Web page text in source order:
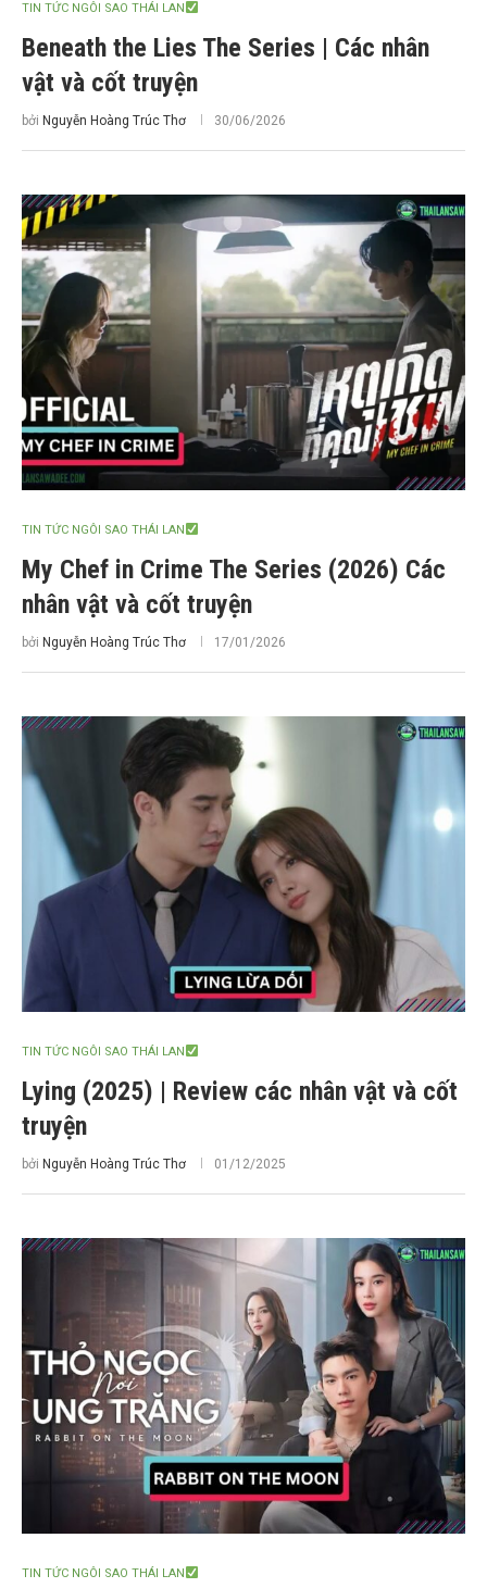
TIN TỨC NGÔI SAO THÁI LAN
Beneath the Lies The Series | Các nhân
vật và cốt truyện
bởi Nguyễn Hoàng Trúc Thơ 30/06/2026
TIN TỨC NGÔI SAO THÁI LAN
My Chef in Crime The Series (2026) Các
nhân vật và cốt truyện
bởi Nguyễn Hoàng Trúc Thơ 17/01/2026
TIN TỨC NGÔI SAO THÁI LAN
Lying (2025) | Review các nhân vật và cốt
truyện
bởi Nguyễn Hoàng Trúc Thơ 01/12/2025
TIN TỨC NGÔI SAO THÁI LAN